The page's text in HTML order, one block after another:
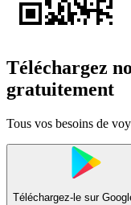
Téléchargez
gratuitement
Tous vos besoins de
Téléchargez-le sur